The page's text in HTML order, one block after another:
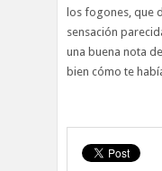
los fogones, que
sensación
una buena nota
bien cómo te